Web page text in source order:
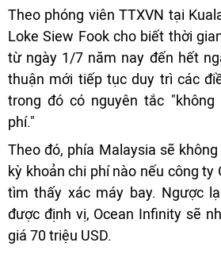
Theo phóng viên TTXVN tại
Loke Siew Fook cho biết thời
từ ngày 1/7 năm nay đến hết
thuận mới tiếp tục duy trì các
trong đó có nguyên tắc
phí."
Theo đó, phía Malaysia sẽ
kỳ khoản chi phí nào nếu công ty
tìm thấy xác máy bay. Ngược
được định vị, Ocean Infinity sẽ
giá 70 triệu USD.